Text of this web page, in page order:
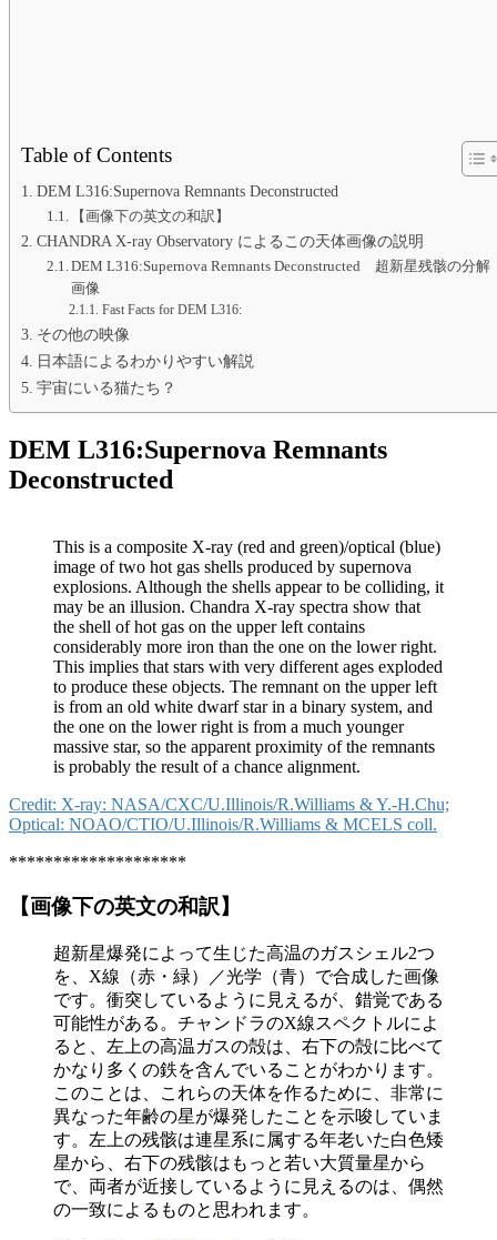
Table of Contents
DEM L316:Supernova Remnants Deconstructed
【画像下の英文の和訳】
CHANDRA X-ray Observatory によるこの天体画像の説明
DEM L316:Supernova Remnants Deconstructed 超新星残骸の分解
画像
Fast Facts for DEM L316:
その他の映像
日本語によるわかりやすい解説
宇宙にいる猫たち？
DEM L316:Supernova Remnants
Deconstructed
This is a composite X-ray (red and green)/optical (blue)
image of two hot gas shells produced by supernova
explosions. Although the shells appear to be colliding, it
may be an illusion. Chandra X-ray spectra show that
the shell of hot gas on the upper left contains
considerably more iron than the one on the lower right.
This implies that stars with very different ages exploded
to produce these objects. The remnant on the upper left
is from an old white dwarf star in a binary system, and
the one on the lower right is from a much younger
massive star, so the apparent proximity of the remnants
is probably the result of a chance alignment.
Credit: X-ray: NASA/CXC/U.Illinois/R.Williams & Y.-H.Chu;
Optical: NOAO/CTIO/U.Illinois/R.Williams & MCELS coll.
********************
【画像下の英文の和訳】
超新星爆発によって生じた高温のガスシェル2つ
を、X線（赤・緑）／光学（青）で合成した画像
です。衝突しているように見えるが、錯覚である
可能性がある。チャンドラのX線スペクトルによ
ると、左上の高温ガスの殻は、右下の殻に比べて
かなり多くの鉄を含んでいることがわかります。
このことは、これらの天体を作るために、非常に
異なった年齢の星が爆発したことを示唆していま
す。左上の残骸は連星系に属する年老いた白色矮
星から、右下の残骸はもっと若い大質量星から
で、両者が近接しているように見えるのは、偶然
の一致によるものと思われます。